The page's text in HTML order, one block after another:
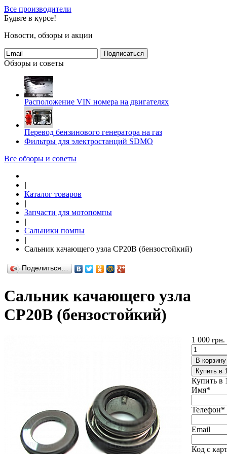
Все производители
Будьте в курсе!
Новости, обзоры и акции
Подписаться
Обзоры и советы
Расположение VIN номера на двигателях
Перевод бензинового генератора на газ
Фильтры для электростанций SDMO
Все обзоры и советы
|
Каталог товаров
|
Запчасти для мотопомпы
|
Сальники помпы
|
Сальник качающего узла CP20B (бензостойкий)
Поделиться…
Сальник качающего узла
CP20B (бензостойкий)
1 000 грн.
В корзину
Купить в
Купить в
Имя*
Телефон*
Email
Код с